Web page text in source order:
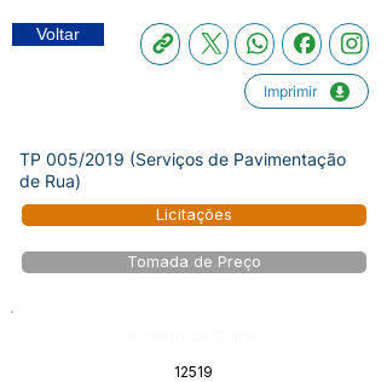
Voltar
Imprimir
TP 005/2019 (Serviços de Pavimentação
de Rua)
Licitações
Tomada de Preço
12519